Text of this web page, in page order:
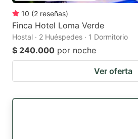
10 (2 reseñas)
Finca Hotel Loma Verde
Hostal · 2 Huéspedes · 1 Dormitorio
$ 240.000 por noche
Ver oferta